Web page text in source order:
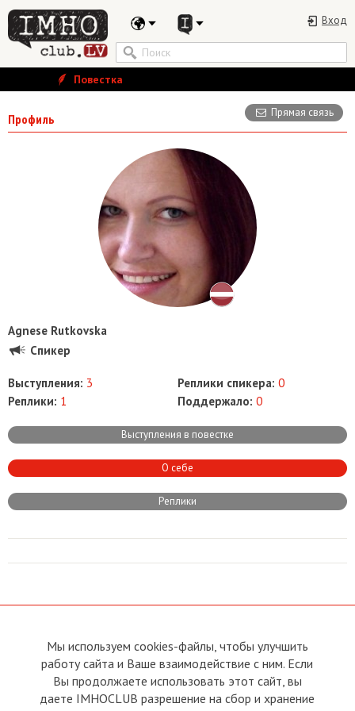
Вход
Повестка
Профиль
Прямая связь
Agnese Rutkovska
Спикер
Выступления: 3 Реплики спикера: 0
Реплики: 1 Поддержало: 0
Выступления в повестке
О себе
Реплики
О сайте
Условия пользования
Политика конфиденциальности
Прямая связь с
Председателем
Прямая связь c членами клуба
Реклама
Мы используем cookies-файлы, чтобы улучшить
работу сайта и Ваше взаимодействие с ним. Если
Вы продолжаете использовать этот сайт, вы
даете IMHOCLUB разрешение на сбор и хранение